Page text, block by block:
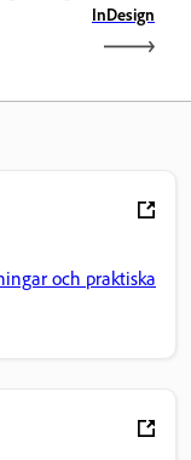
InDesign
och praktiska